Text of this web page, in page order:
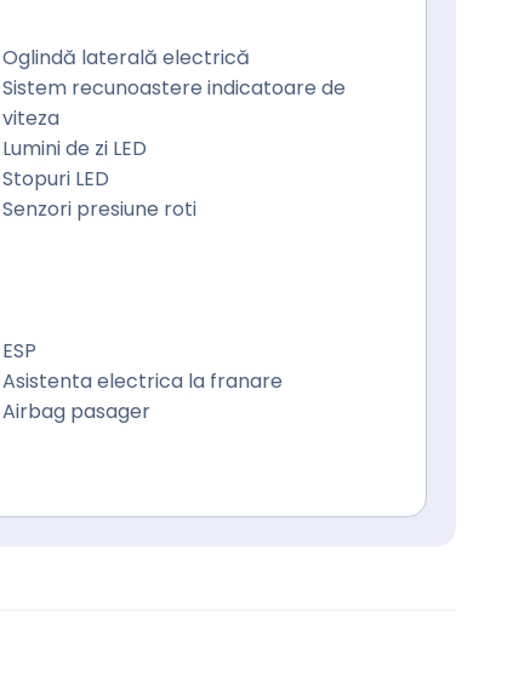
Oglindă laterală electrică
Sistem recunoastere indicatoare de
viteza
Lumini de zi LED
Stopuri LED
Senzori presiune roti
ESP
Asistenta electrica la franare
Airbag pasager